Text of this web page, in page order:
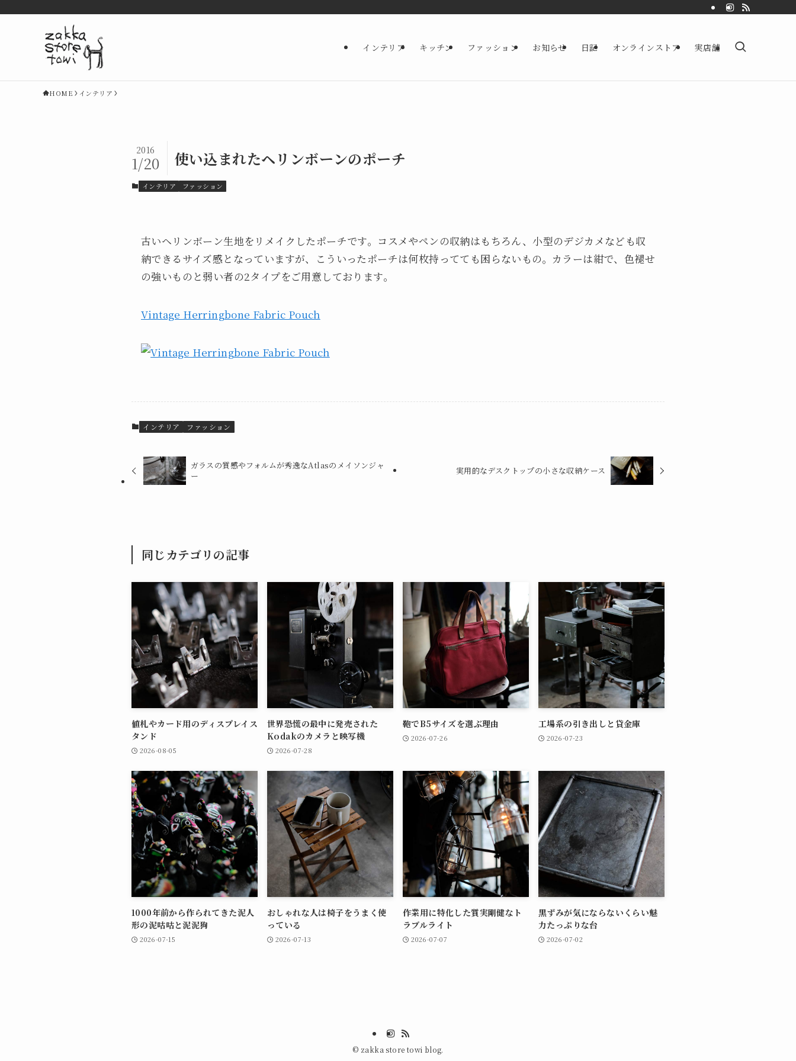
インテリア キッチン ファッション お知らせ 日記 オンラインストア 実店舗
HOME インテリア
使い込まれたヘリンボーンのポーチ
2016
1/20
インテリア ファッション
古いヘリンボーン生地をリメイクしたポーチです。コスメやペンの収納はもちろん、小型のデジカメなども収
納できるサイズ感となっていますが、こういったポーチは何枚持ってても困らないもの。カラーは紺で、色褪せ
の強いものと弱い者の2タイプをご用意しております。
Vintage Herringbone Fabric Pouch
インテリア ファッション
ガラスの質感やフォルムが秀逸なAtlasのメイソンジャ
ー
実用的なデスクトップの小さな収納ケース
同じカテゴリの記事
値札やカード用のディスプレイス
タンド
2026-08-05
世界恐慌の最中に発売された
Kodakのカメラと映写機
2026-07-28
鞄でB5サイズを選ぶ理由
2026-07-26
工場系の引き出しと貸金庫
2026-07-23
1000年前から作られてきた泥人
形の泥咕咕と泥泥狗
2026-07-15
おしゃれな人は椅子をうまく使
っている
2026-07-13
作業用に特化した質実剛健なト
ラブルライト
2026-07-07
黒ずみが気にならないくらい魅
力たっぷりな台
2026-07-02
© zakka store towi blog.